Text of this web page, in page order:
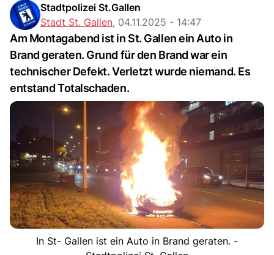
Stadtpolizei St.Gallen
Stadt St. Gallen, 04.11.2025 - 14:47
Am Montagabend ist in St. Gallen ein Auto in
Brand geraten. Grund für den Brand war ein
technischer Defekt. Verletzt wurde niemand. Es
entstand Totalschaden.
In St- Gallen ist ein Auto in Brand geraten. -